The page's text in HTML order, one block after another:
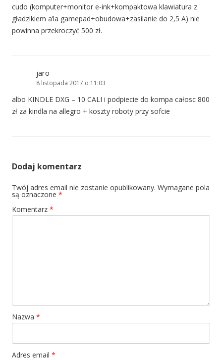
cudo (komputer+monitor e-ink+kompaktowa klawiatura z
gładzikiem a’la gamepad+obudowa+zasilanie do 2,5 A) nie
powinna przekroczyć 500 zł.
jaro
8 listopada 2017 o 11:03
albo KINDLE DXG – 10 CALI i podpiecie do kompa całosc 800
zł za kindla na allegro + koszty roboty przy sofcie
Dodaj komentarz
Twój adres email nie zostanie opublikowany. Wymagane pola
są oznaczone *
Komentarz *
Nazwa *
Adres email *